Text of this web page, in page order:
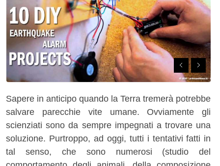
Sapere in anticipo quando la Terra tremerà potrebbe
salvare parecchie vite umane. Ovviamente gli
scienziati sono da sempre impegnati a trovare una
soluzione. Purtroppo, ad oggi, tutti i tentativi fatti in
tal senso, che sono numerosi (studio del